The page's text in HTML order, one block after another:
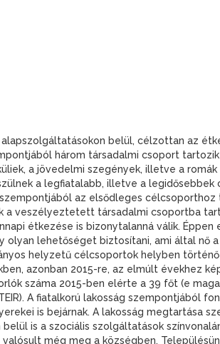
belül, célzottan az
három társadalmi csoport
a jövedelmi szegények, illetve a
a legfiatalabb, illetve a legidősebbek
az elsődleges célcsoporthoz
a veszélyeztetett társadalmi csoportba
étkezése is bizonytalanná válik.
lehetőséget biztosítani, ami által nő
helyzetű célcsoportok helyben
azonban 2015-re, az elmúlt évekhez
száma 2015-ben elérte a 39 főt (e
A fiatalkorú lakosság szempontjából
is bejárnak. A lakosság megtartása
is a szociális szolgáltatások
még meg a községben.